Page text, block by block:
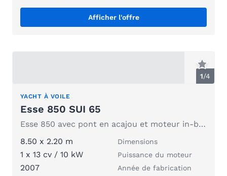
Afficher l'offre
1/4
YACHT À VOILE
Esse 850 SUI 65
Esse 850 avec pont en acajou et moteur in-bord Nanni D : Schuchter
8.50 x 2.20 m
Dimensions
1 x 13 cv / 10 kW Puissance du moteur
2007 Année de fabrication